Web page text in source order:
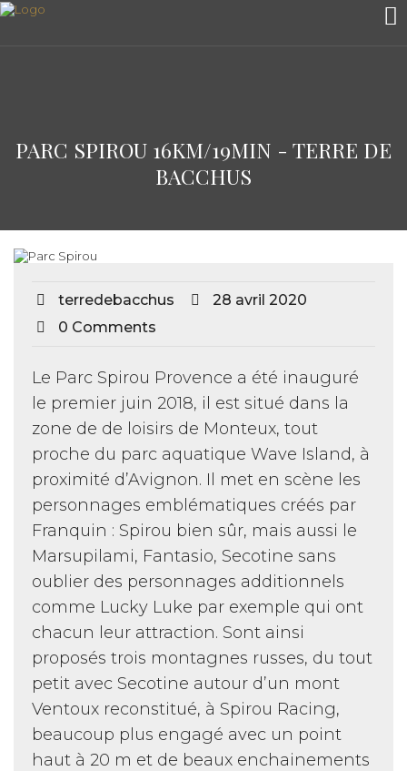
PARC SPIROU 16KM/19MIN - TERRE DE
BACCHUS
terredebacchus
28 avril 2020
0 Comments
Le Parc Spirou Provence a été inauguré
le premier juin 2018, il est situé dans la
zone de de loisirs de Monteux, tout
proche du parc aquatique Wave Island, à
proximité d’Avignon. Il met en scène les
personnages emblématiques créés par
Franquin : Spirou bien sûr, mais aussi le
Marsupilami, Fantasio, Secotine sans
oublier des personnages additionnels
comme Lucky Luke par exemple qui ont
chacun leur attraction. Sont ainsi
proposés trois montagnes russes, du tout
petit avec Secotine autour d’un mont
Ventoux reconstitué, à Spirou Racing,
beaucoup plus engagé avec un point
haut à 20 m et de beaux enchainements